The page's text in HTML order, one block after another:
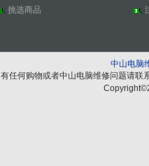
挑选商品
中山电脑
有任何购物或者中山电脑维修问题请联